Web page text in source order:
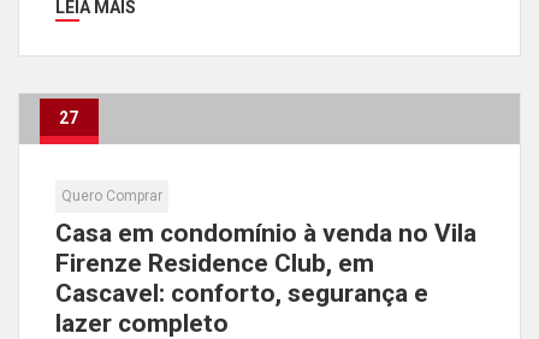
LEIA MAIS
27
Quero Comprar
Casa em condomínio à venda no Vila
Firenze Residence Club, em
Cascavel: conforto, segurança e
lazer completo